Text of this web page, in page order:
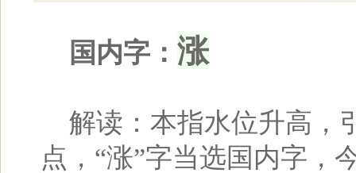
国内字： 涨
解读：本指水位升高，
点，“涨”字当选国内字，